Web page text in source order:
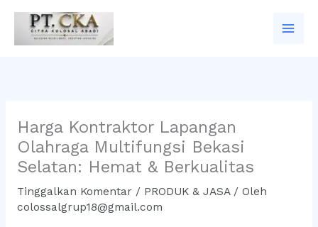
konten
Harga Kontraktor Lapangan
Olahraga Multifungsi Bekasi
Selatan: Hemat & Berkualitas
Tinggalkan Komentar / PRODUK & JASA/ Oleh
colossalgrup18@gmail.com